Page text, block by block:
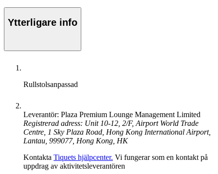
Ytterligare info
Rullstolsanpassad
Leverantör: Plaza Premium Lounge Management Limited
Registrerad adress: Unit 10-12, 2/F, Airport World Trade
Centre, 1 Sky Plaza Road, Hong Kong International Airport,
Lantau, 999077, Hong Kong, HK
Kontakta Tiquets hjälpcenter. Vi fungerar som en kontakt på
uppdrag av aktivitetsleverantören